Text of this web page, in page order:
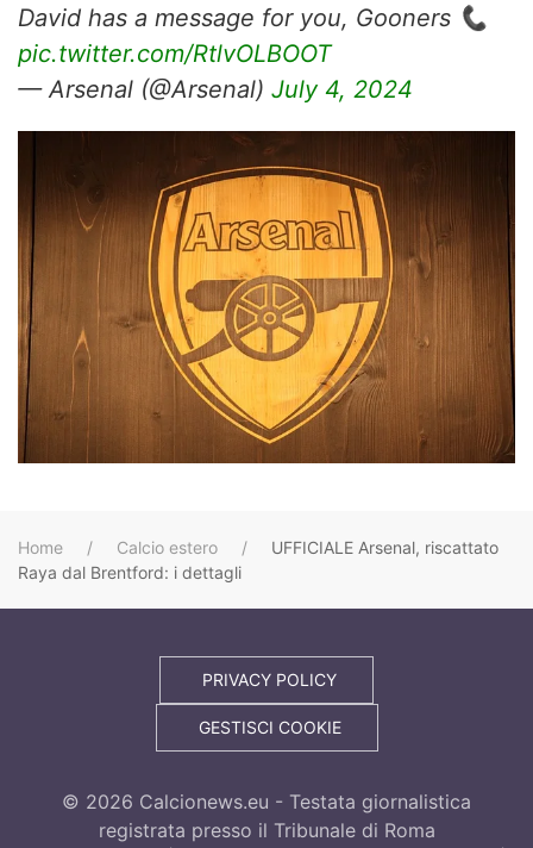
David has a message for you, Gooners 📞
pic.twitter.com/RtlvOLBOOT
— Arsenal (@Arsenal) July 4, 2024
Home Calcio estero
UFFICIALE Arsenal, riscattato
Raya dal Brentford: i dettagli
PRIVACY POLICY
GESTISCI COOKIE
© 2026 Calcionews.eu - Testata giornalistica
registrata presso il Tribunale di Roma